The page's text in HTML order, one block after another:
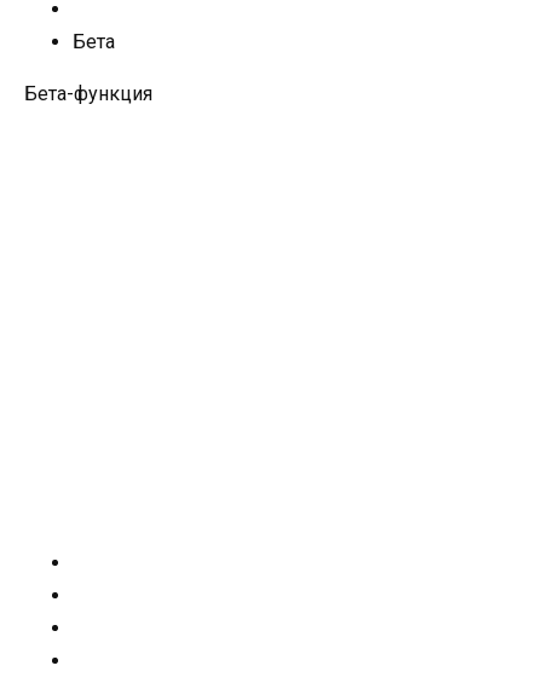
Бета
Бета-функция